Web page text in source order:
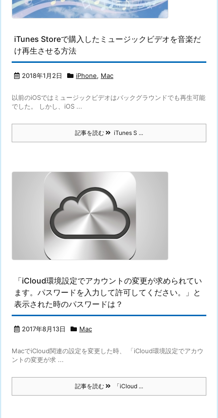
iTunes Storeで購入したミュージックビデオを音楽だ
け再生させる方法
2018年1月2日 iPhone, Mac
以前のiOSではミュージックビデオはバックグラウンドでも再生可能
でした。 しかし、iOS ...
記事を読む iTunes S ...
「iCloud環境設定でアカウントの変更が求められてい
ます。パスワードを入力して許可してください。」と
表示された時のパスワードは？
2017年8月13日 Mac
MacでiCloud関連の設定を変更した時、 「iCloud環境設定でアカウ
ントの変更が求 ...
記事を読む 「iCloud ...